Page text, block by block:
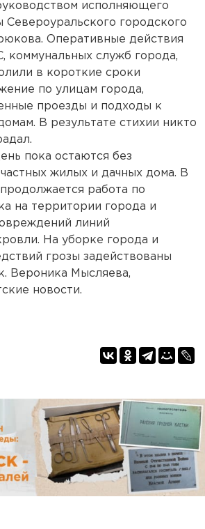
исполняющего
Североуральского городского
Оперативные действия
коммунальных служб города,
в короткие сроки
по улицам города,
проезды и подходы к
В результате стихии никто
пока остаются без
жилых и дачных дома. В
работа по
на территории города и
линий
На уборке города и
грозы задействованы
Вероника Мысляева,
новости.